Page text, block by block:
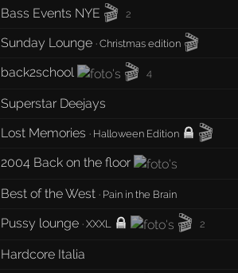
Bass Events NYE 🎬 2
Sunday Lounge ·Christmas edition 🎬
back2school
🎬 4
Superstar Deejays
Lost Memories · Halloween Edition 🎬
2004 Back on the floor
Best of the West · Pain in the Brain
Pussy lounge ·XXXL 🎬 2
Hardcore Italia